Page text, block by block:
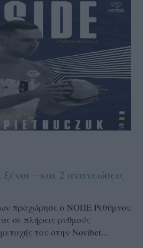
– και 2 ανανεώσεις
προχώρησε ο ΝΟΠΕ Ρεθύμνου
σε πλήρεις ρυθμούς
του στην Novibet...